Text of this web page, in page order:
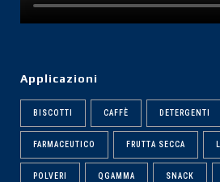
DOPPIO FONDO
Applicazioni
BISCOTTI CAFFÈ DETERGENTI
FARMACEUTICO FRUTTA SECCA
POLVERI QGAMMA SNACK